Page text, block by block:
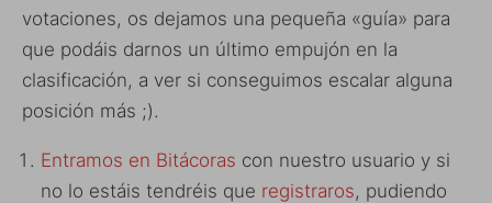
votaciones, os dejamos una pequeña «guía» para
que podáis darnos un último empujón en la
clasificación, a ver si conseguimos escalar alguna
posición más ;).
Entramos en Bitácoras con nuestro usuario y si
no lo estáis tendréis que registraros, pudiendo